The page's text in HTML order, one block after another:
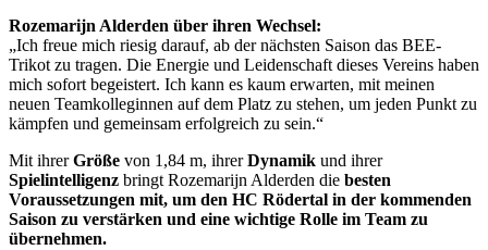
Rozemarijn Alderden über ihren Wechsel:
„Ich freue mich riesig darauf, ab der nächsten Saison das BEE-
Trikot zu tragen. Die Energie und Leidenschaft dieses Vereins haben
mich sofort begeistert. Ich kann es kaum erwarten, mit meinen
neuen Teamkolleginnen auf dem Platz zu stehen, um jeden Punkt zu
kämpfen und gemeinsam erfolgreich zu sein.“
Mit ihrerGröße von 1,84 m, ihrerDynamik und ihrer
Spielintelligenz bringt Rozemarijn Alderden die besten
Voraussetzungen mit, um den HC Rödertal in der kommenden
Saison zu verstärken und eine wichtige Rolle im Team zu
übernehmen.